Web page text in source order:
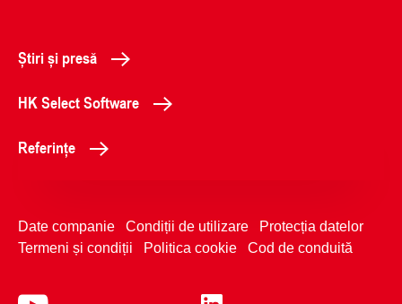
Știri și presă
HK Select Software
Referințe
Date companie Condiții de utilizare
Protecția datelor
Termeni și condiții
Politica cookie Cod de conduită